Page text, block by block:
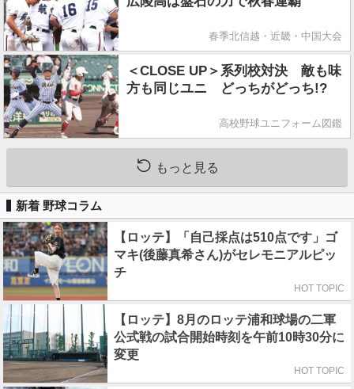
春季北信越・近畿・中国大会
＜CLOSE UP＞系列校対決 敵も味
方も同じユニ どっちがどっち!?
高校野球ユニフォーム図鑑
もっと見る
新着 野球コラム
【ロッテ】「自己採点は510点です」ゴ
マキ(後藤真希さん)がセレモニアルピッ
チ
HOT TOPIC
【ロッテ】8月のロッテ浦和球場の二軍
公式戦の試合開始時刻を午前10時30分に
変更
HOT TOPIC